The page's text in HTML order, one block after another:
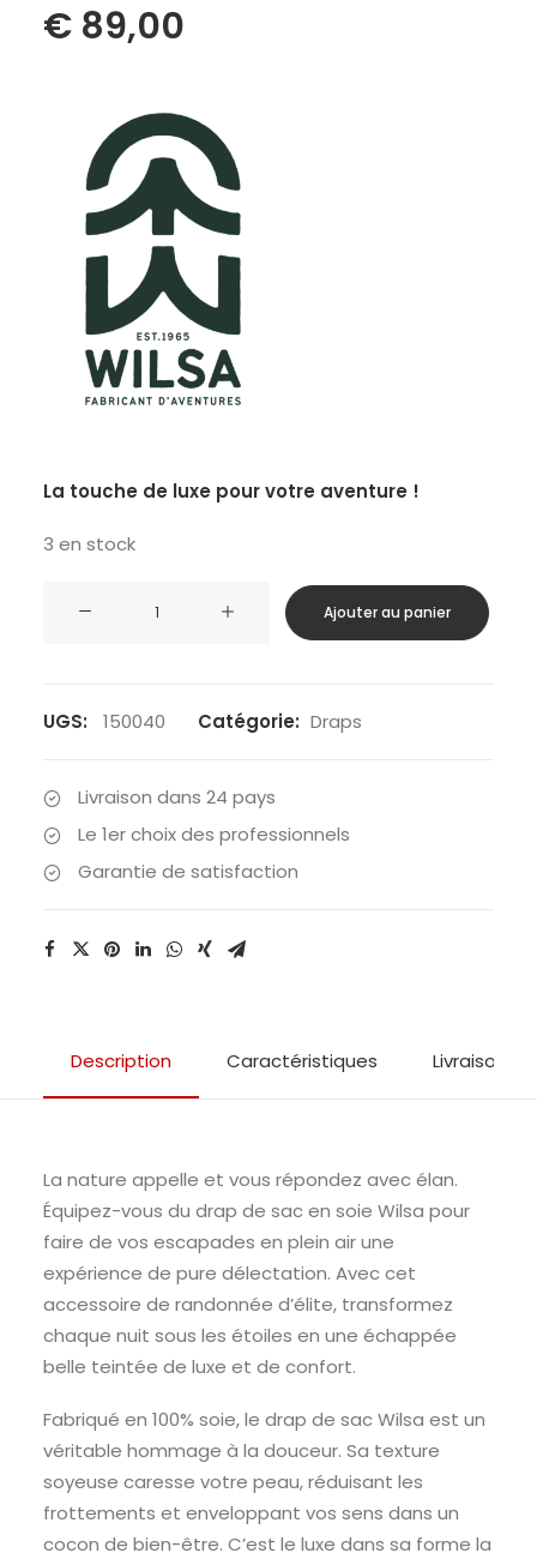
€ 89,00
La touche de luxe pour votre aventure !
3 en stock
Drap
en
soie
Ajouter au panier
UGS: 150040 Catégorie: Draps
Livraison dans 24 pays
Le 1er choix des professionnels
Garantie de satisfaction
Description Caractéristiques Livraison &
La nature appelle et vous répondez avec élan.
Équipez-vous du drap de sac en soie Wilsa pour
faire de vos escapades en plein air une
expérience de pure délectation. Avec cet
accessoire de randonnée d’élite, transformez
chaque nuit sous les étoiles en une échappée
belle teintée de luxe et de confort.
Fabriqué en 100% soie, le drap de sac Wilsa est un
véritable hommage à la douceur. Sa texture
soyeuse caresse votre peau, réduisant les
frottements et enveloppant vos sens dans un
cocon de bien-être. C’est le luxe dans sa forme la